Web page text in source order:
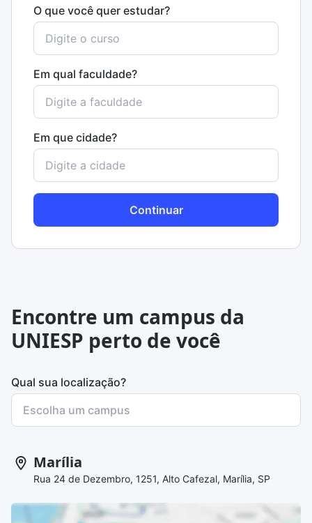
O que você quer estudar?
Em qual faculdade?
Em que cidade?
Continuar
Encontre um campus da
UNIESP perto de você
Qual sua localização?
Marília
Rua 24 de Dezembro, 1251, Alto Cafezal, Marília, SP